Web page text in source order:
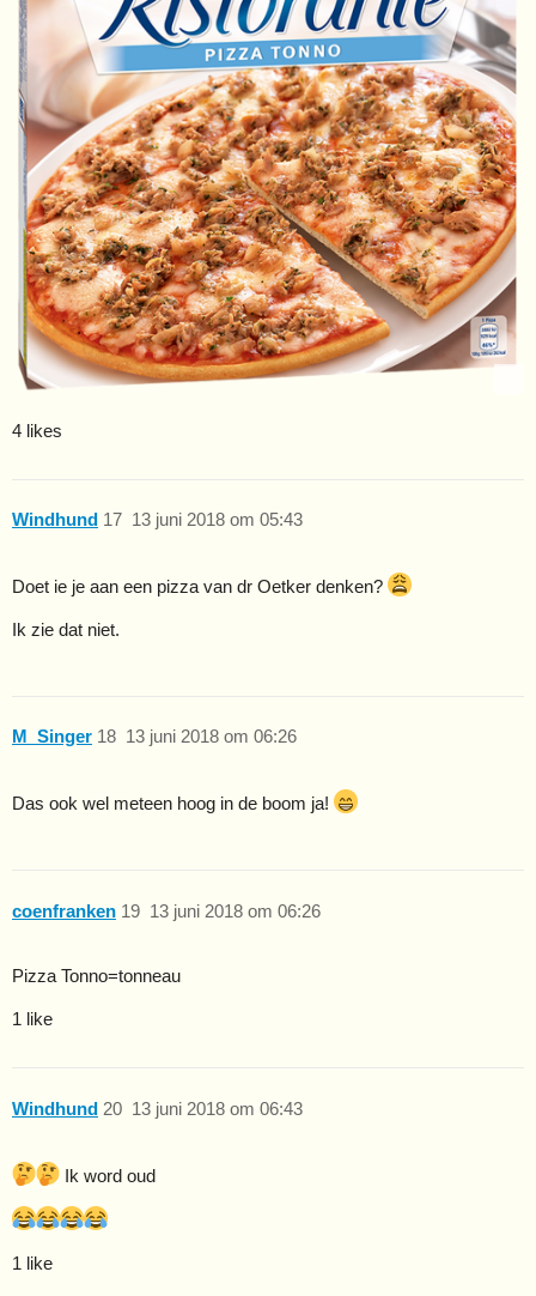
4 likes
Windhund 13 juni 2018 om 05:43
17
Doet ie je aan een pizza van dr Oetker denken?
Ik zie dat niet.
M_Singer 13 juni 2018 om 06:26
18
Das ook wel meteen hoog in de boom ja!
coenfranken 13 juni 2018 om 06:26
19
Pizza Tonno=tonneau
1 like
Windhund 13 juni 2018 om 06:43
20
Ik word oud
1 like